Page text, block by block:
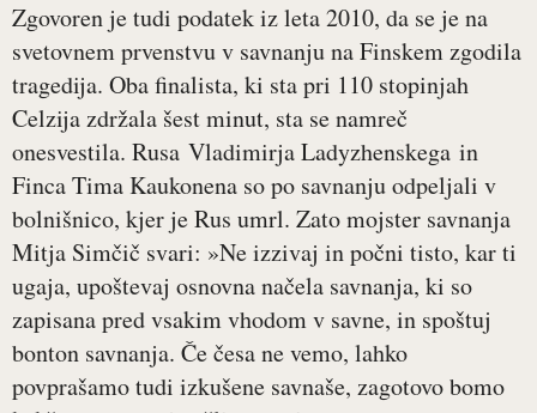
Zgovoren je tudi podatek iz leta 2010, da se je na
svetovnem prvenstvu v savnanju na Finskem zgodila
tragedija. Oba finalista, ki sta pri 110 stopinjah
Celzija zdržala šest minut, sta se namreč
onesvestila. Rusa Vladimirja Ladyzhenskega in
Finca Tima Kaukonena so po savnanju odpeljali v
bolnišnico, kjer je Rus umrl. Zato mojster savnanja
Mitja Simčič svari: »Ne izzivaj in počni tisto, kar ti
ugaja, upoštevaj osnovna načela savnanja, ki so
zapisana pred vsakim vhodom v savne, in spoštuj
bonton savnanja. Če česa ne vemo, lahko
povprašamo tudi izkušene savnaše, zagotovo bomo